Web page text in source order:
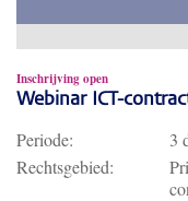
Inschrijving open
Webinar ICT-
Periode:
3
Rechtsgebied: